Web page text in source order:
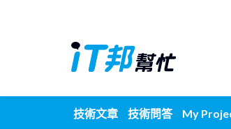
技術文章 技術問答 My